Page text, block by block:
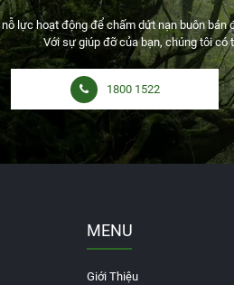
nỗ lực hoạt động để chấm dứt nạn buôn
Với sự giúp đỡ của bạn, chúng tôi
1800 1522
MENU
Giới Thiệu